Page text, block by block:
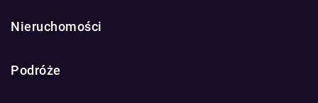
Nieruchomości
Podróże